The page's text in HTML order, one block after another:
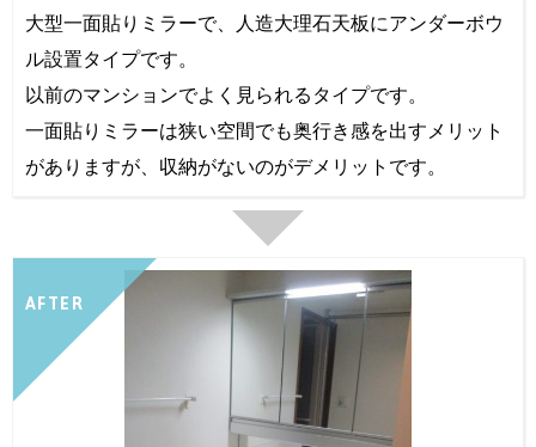
大型一面貼りミラーで、人造大理石天板にアンダーボウ
ル設置タイプです。
以前のマンションでよく見られるタイプです。
一面貼りミラーは狭い空間でも奥行き感を出すメリット
がありますが、収納がないのがデメリットです。
AFTER